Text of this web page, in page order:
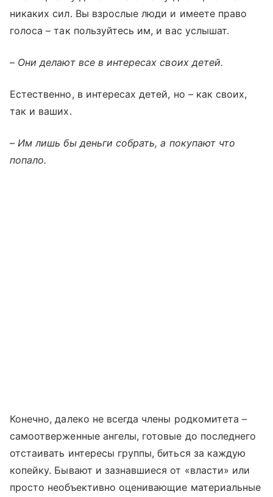
никаких сил. Вы взрослые люди и имеете право
голоса – так пользуйтесь им, и вас услышат.
– Они делают все в интересах своих детей.
Естественно, в интересах детей, но – как своих,
так и ваших.
– Им лишь бы деньги собрать, а покупают что
попало.
Конечно, далеко не всегда члены родкомитета –
самоотверженные ангелы, готовые до последнего
отстаивать интересы группы, биться за каждую
копейку. Бывают и зазнавшиеся от «власти» или
просто необъективно оценивающие материальные